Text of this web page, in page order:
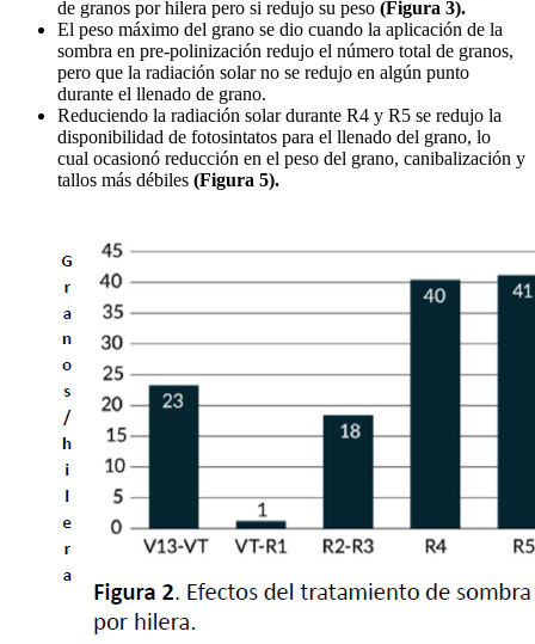
de granos por hilera pero si redujo su peso (Figura 3).
El peso máximo del grano se dio cuando la aplicación de la
sombra en pre-polinización redujo el número total de granos,
pero que la radiación solar no se redujo en algún punto
durante el llenado de grano.
Reduciendo la radiación solar durante R4 y R5 se redujo la
disponibilidad de fotosintatos para el llenado del grano, lo
cual ocasionó reducción en el peso del grano, canibalización y
tallos más débiles (Figura 5).